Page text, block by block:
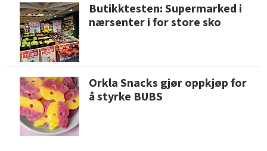
Butikktesten: Supermarked i
nærsenter i for store sko
Orkla Snacks gjør oppkjøp for
å styrke BUBS